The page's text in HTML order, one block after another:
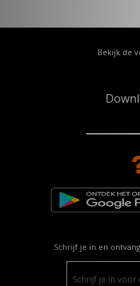
Bekijk de
Schrijf je in en ontvang